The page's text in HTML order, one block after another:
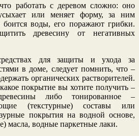
работать с деревом сложно: оно
или меняет форму, за ним
воды, его поражают грибки.
древесину от негативных
для защиты и ухода за
в доме, следует помнить, что –
органических растворителей.
покрытие вы хотите получить –
либо тонированное –
(текстурные) составы или
покрытия на водной основе,
масла, водные паркетные лаки.